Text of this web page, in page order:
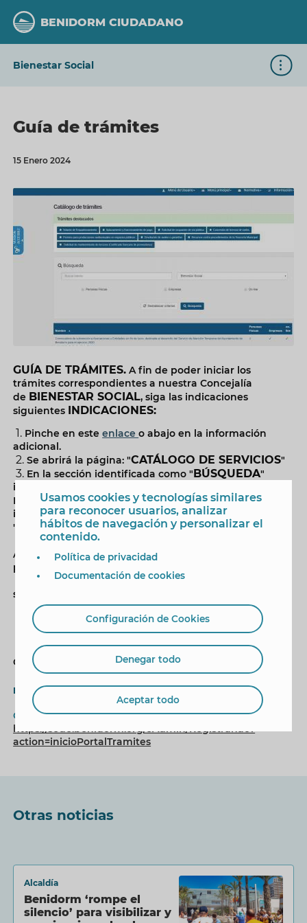
contenido
principal
BENIDORM CIUDADANO
Bienestar Social ···
Guía de trámites
15 Enero 2024
GUÍA DE TRÁMITES. A fin de poder iniciar los
trámites correspondientes a nuestra Concejalía
de BIENESTAR SOCIAL, siga las indicaciones
siguientes INDICACIONES:
Pinche en esteenlaceo abajo en la información
adicional.
Se abrirá la página: "CATÁLOGO DE SERVICIOS"
En la sección identificada como "BÚSQUEDA"
indique el trámite a buscar así como el área de
Bienestar Social. Para buscartodoslos trámites sólo
indique en el recuadro "Todos los trámites" el área de
"
BIENESTAR SOCIAL".
Pulse abajo en el recuadro azul "
Aparecerá un listado con el o los trámites disponibles
para personas físicas, empresas y online.
Accedaal trámite correspondiente, pinchando
sobre él.
Gracias por su atención.
Enlaces
GUÍA DE TRÁMITES · BIENESTAR SOCIAL
https://sede.benidorm.org/eAdmin/Registrar.do?
action=inicioPortalTramites
Otras noticias
Alcaldía
Benidorm ‘rompe el
silencio’ para visibilizar y
Usamos cookies y tecnologías similares
para reconocer usuarios, analizar
hábitos de navegación y personalizar el
contenido.
Política de privacidad
Documentación de cookies
Configuración de Cookies
Denegar todo
Aceptar todo